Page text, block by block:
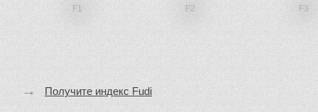
F1 F2 F3
→ Получите индекс Fudi